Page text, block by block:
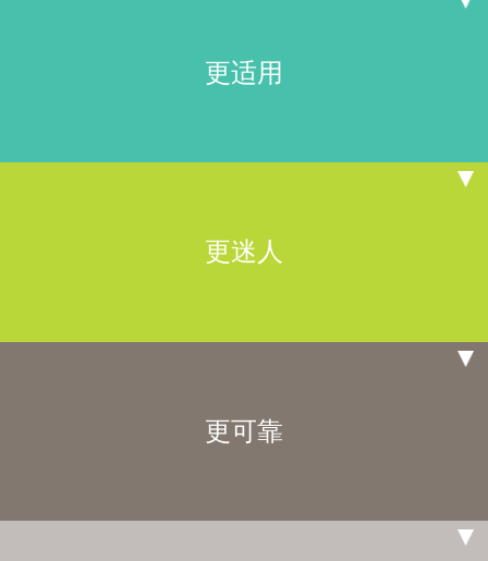
更适用
更迷人
更可靠